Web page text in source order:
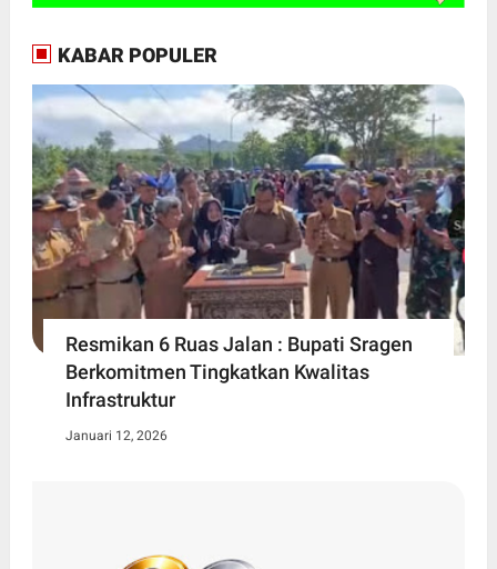
KABAR POPULER
Resmikan 6 Ruas Jalan : Bupati Sragen
Berkomitmen Tingkatkan Kwalitas
Infrastruktur
Januari 12, 2026